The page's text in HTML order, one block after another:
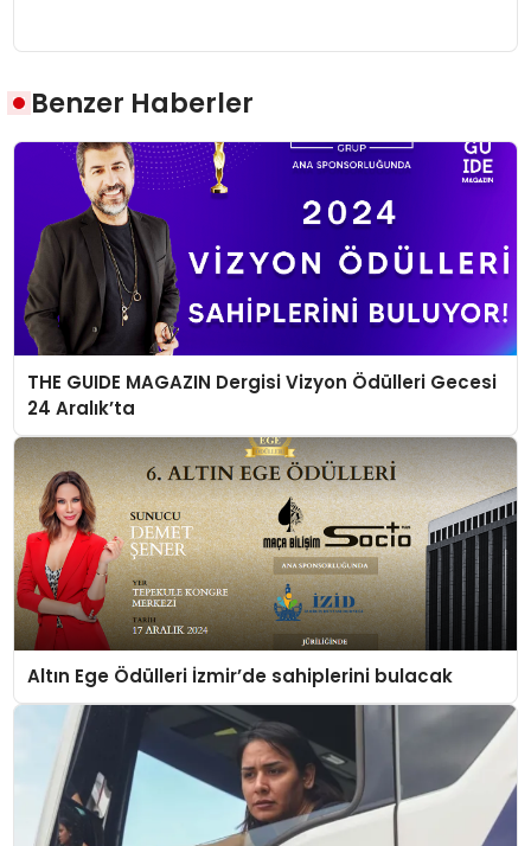
Benzer Haberler
THE GUIDE MAGAZIN Dergisi Vizyon Ödülleri Gecesi
24 Aralık’ta
Altın Ege Ödülleri İzmir’de sahiplerini bulacak